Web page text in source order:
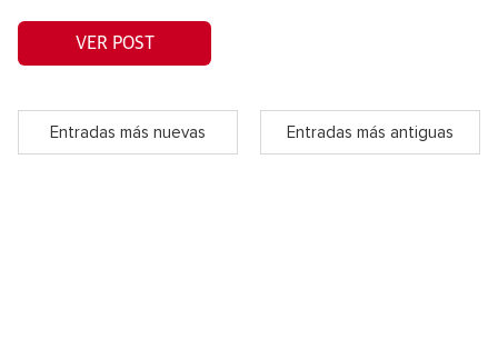
VER POST
Entradas más nuevas Entradas más antiguas